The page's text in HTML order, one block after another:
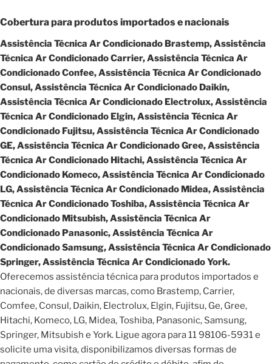
Cobertura para produtos importados e nacionais
Assistência Técnica Ar Condicionado Brastemp, Assistência
Técnica Ar Condicionado Carrier, Assistência Técnica Ar
Condicionado Confee, Assistência Técnica Ar Condicionado
Consul, Assistência Técnica Ar Condicionado Daikin,
Assistência Técnica Ar Condicionado Electrolux, Assistência
Técnica Ar Condicionado Elgin, Assistência Técnica Ar
Condicionado Fujitsu, Assistência Técnica Ar Condicionado
GE, Assistência Técnica Ar Condicionado Gree, Assistência
Técnica Ar Condicionado Hitachi, Assistência Técnica Ar
Condicionado Komeco, Assistência Técnica Ar Condicionado
LG, Assistência Técnica Ar Condicionado Midea, Assistência
Técnica Ar Condicionado Toshiba, Assistência Técnica Ar
Condicionado Mitsubish, Assistência Técnica Ar
Condicionado Panasonic, Assistência Técnica Ar
Condicionado Samsung, Assistência Técnica Ar Condicionado
Springer, Assistência Técnica Ar Condicionado York.
Oferecemos assistência técnica para produtos importados e
nacionais, de diversas marcas, como Brastemp, Carrier,
Comfee, Consul, Daikin, Electrolux, Elgin, Fujitsu, Ge, Gree,
Hitachi, Komeco, LG, Midea, Toshiba, Panasonic, Samsung,
Springer, Mitsubish e York. Ligue agora para 11 98106-5931 e
solicite uma visita, disponibilizamos diversas formas de